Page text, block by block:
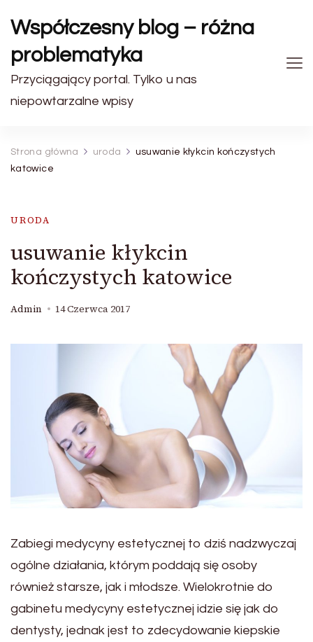
Współczesny blog – różna
problematyka
Przyciągający portal. Tylko u nas
niepowtarzalne wpisy
Strona główna uroda
usuwanie kłykcin kończystych
katowice
URODA
usuwanie kłykcin
kończystych katowice
Admin 14 Czerwca 2017
Zabiegi medycyny estetycznej to dziś nadzwyczaj
ogólne działania, którym poddają się osoby
również starsze, jak i młodsze. Wielokrotnie do
gabinetu medycyny estetycznej idzie się jak do
dentysty, jednak jest to zdecydowanie kiepskie